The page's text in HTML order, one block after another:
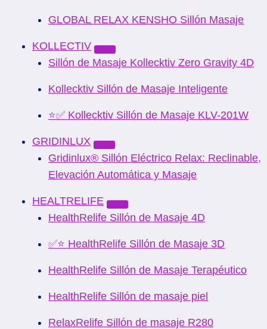
GLOBAL RELAX KENSHO Sillón Masaje
KOLLECTIV
Sillón de Masaje Kollecktiv Zero Gravity 4D
Kollecktiv Sillón de Masaje Inteligente
⭐✅ Kollecktiv Sillón de Masaje KLV-201W
GRIDINLUX
Gridinlux® Sillón Eléctrico Relax: Reclinable,
Elevación Automática y Masaje
HEALTRELIFE
HealthRelife Sillón de Masaje 4D
✅⭐ HealthRelife Sillón de Masaje 3D
HealthRelife Sillón de Masaje Terapéutico
HealthRelife Sillón de masaje piel
RelaxRelife Sillón de masaje R280